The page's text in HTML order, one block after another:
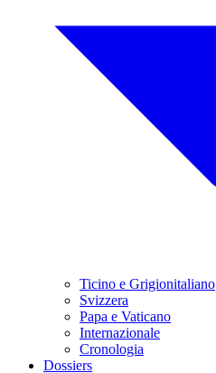
Ticino e Grigionitaliano
Svizzera
Papa e Vaticano
Internazionale
Cronologia
Dossiers